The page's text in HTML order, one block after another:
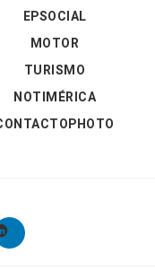
EPSOCIAL
MOTOR
TURISMO
NOTIMÉRICA